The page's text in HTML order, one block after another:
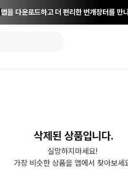
앱을 다운로드하고 더 편리한 번개장터를 만
삭제된 상품입니다.
실망하지마세요!
가장 비슷한 상품을 앱에서 찾아보세